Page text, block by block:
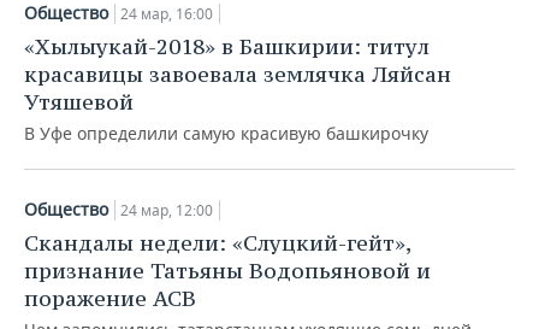
Общество 24 мар, 16:00
«Хылыукай-2018» в Башкирии: титул
красавицы завоевала землячка Ляйсан
Утяшевой
В Уфе определили самую красивую башкирочку
Общество 24 мар, 12:00
Скандалы недели: «Слуцкий-гейт»,
признание Татьяны Водопьяновой и
поражение АСВ